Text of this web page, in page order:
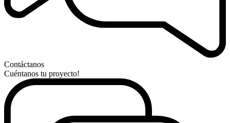
Contáctanos
Cuéntanos tu proyecto!